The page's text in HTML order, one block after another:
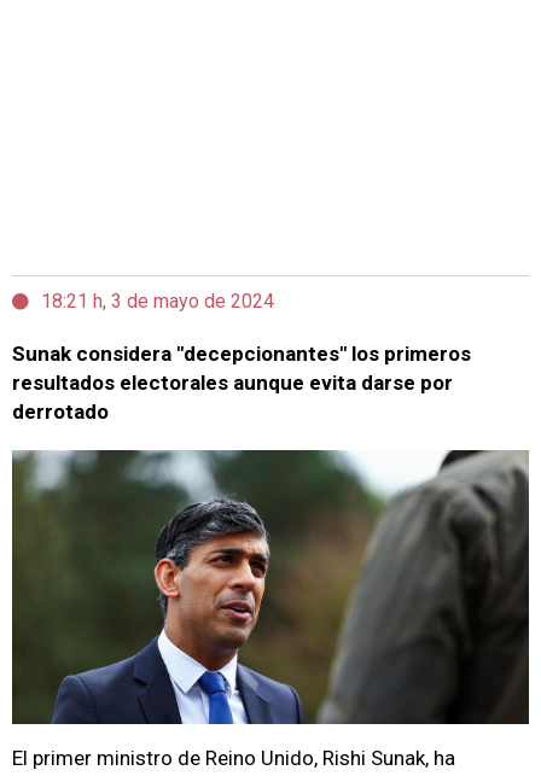
18:21 h, 3 de mayo de 2024
Sunak considera "decepcionantes" los primeros
resultados electorales aunque evita darse por
derrotado
El primer ministro de Reino Unido, Rishi Sunak, ha